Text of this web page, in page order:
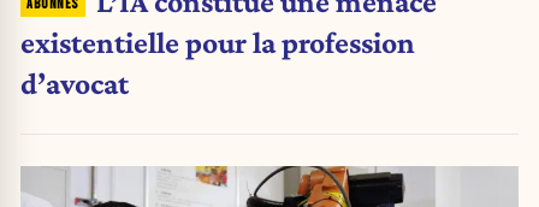
existentielle pour la profession
d’avocat